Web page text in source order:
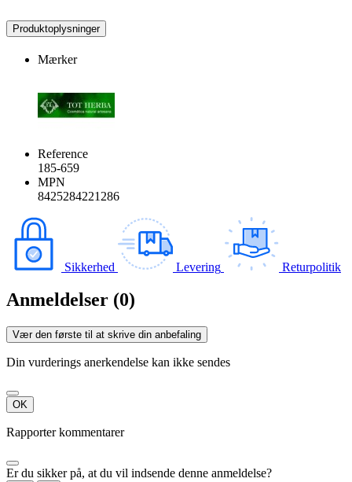
Produktoplysninger
Mærker
Reference
185-659
MPN
8425284221286
Sikkerhed Levering Returpolitik
Anmeldelser (0)
Vær den første til at skrive din anbefaling
Din vurderings anerkendelse kan ikke sendes
OK
Rapporter kommentarer
Er du sikker på, at du vil indsende denne anmeldelse?